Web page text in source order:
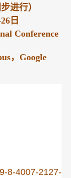
进行）
日
Conference
，Google
8-4007-2127-